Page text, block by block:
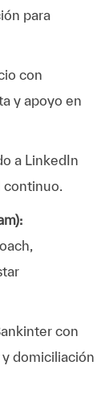
para
con
y apoyo en
a LinkedIn
con
domiciliación